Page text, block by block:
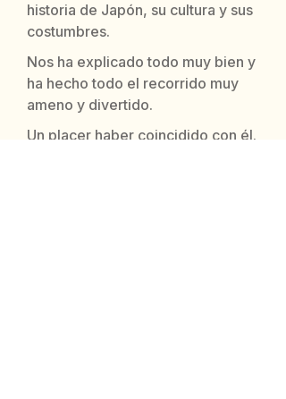
historia de Japón, su cultura y sus
costumbres.
Nos ha explicado todo muy bien y
ha hecho todo el recorrido muy
ameno y divertido.
Un placer haber coincidido con él.